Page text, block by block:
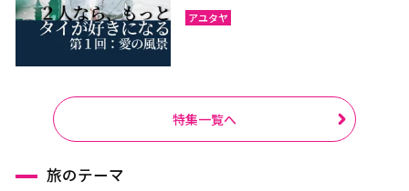
アユタヤ
特集一覧へ
旅のテーマ